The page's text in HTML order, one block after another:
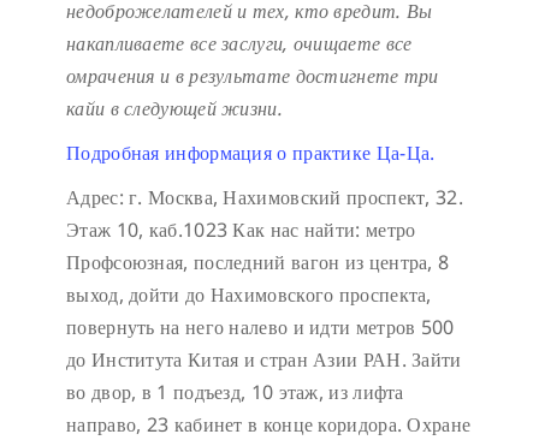
недоброжелателей и тех, кто вредит. Вы
накапливаете все заслуги, очищаете все
омрачения и в результате достигнете три
кайи в следующей жизни.
Подробная информация о практике Ца-Ца.
Адрес: г. Москва, Нахимовский проспект, 32.
Этаж 10, каб.1023Как нас найти: метро
Профсоюзная, последний вагон из центра, 8
выход, дойти до Нахимовского проспекта,
повернуть на него налево и идти метров 500
до Института Китая и стран Азии РАН. Зайти
во двор, в 1 подъезд, 10 этаж, из лифта
направо, 23 кабинет в конце коридора. Охране